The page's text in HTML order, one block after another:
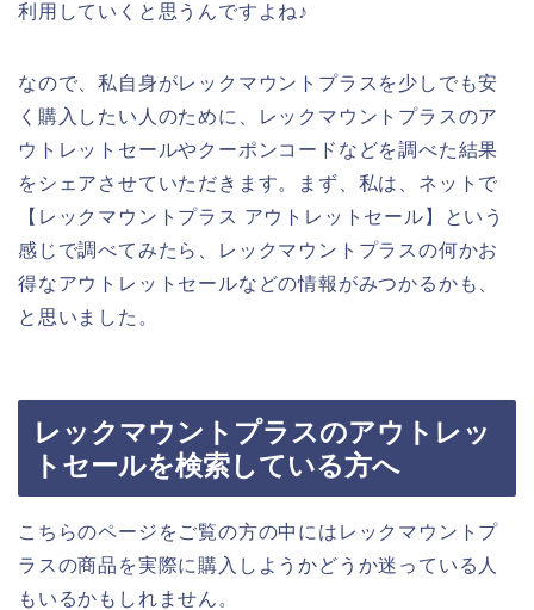
利用していくと思うんですよね♪
なので、私自身がレックマウントプラスを少しでも安
く購入したい人のために、レックマウントプラスのア
ウトレットセールやクーポンコードなどを調べた結果
をシェアさせていただきます。まず、私は、ネットで
【レックマウントプラス アウトレットセール】という
感じで調べてみたら、レックマウントプラスの何かお
得なアウトレットセールなどの情報がみつかるかも、
と思いました。
レックマウントプラスのアウトレッ
トセールを検索している方へ
こちらのページをご覧の方の中にはレックマウントプ
ラスの商品を実際に購入しようかどうか迷っている人
もいるかもしれません。